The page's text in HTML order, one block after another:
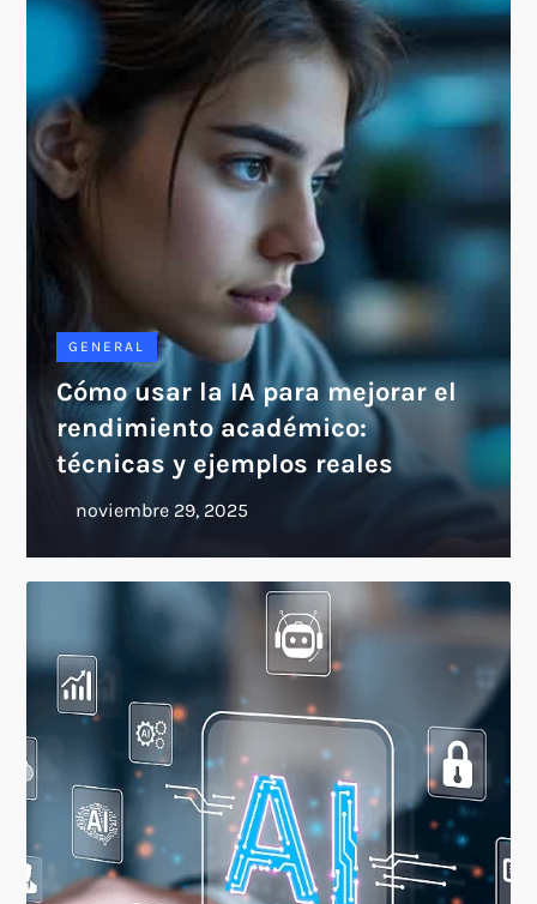
GENERAL
Cómo usar la IA para mejorar el
rendimiento académico:
técnicas y ejemplos reales